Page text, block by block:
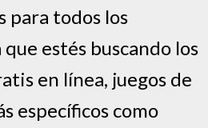
para todos los
que estés buscando los
en línea, juegos de
específicos como